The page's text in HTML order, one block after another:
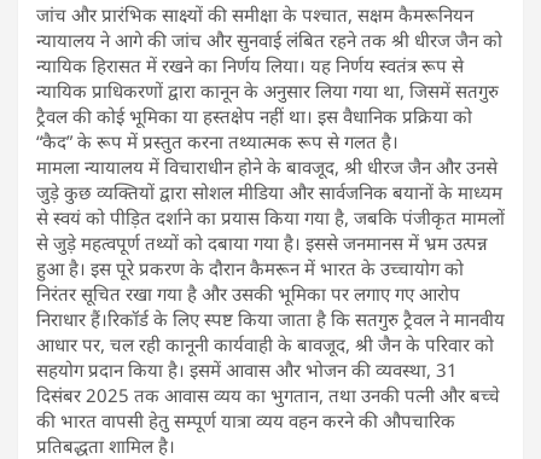
जांच और प्रारंभिक साक्ष्यों की समीक्षा के पश्चात, सक्षम कैमरूनियन
न्यायालय ने आगे की जांच और सुनवाई लंबित रहने तक श्री धीरज जैन को
न्यायिक हिरासत में रखने का निर्णय लिया। यह निर्णय स्वतंत्र रूप से
न्यायिक प्राधिकरणों द्वारा कानून के अनुसार लिया गया था, जिसमें सतगुरु
ट्रैवल की कोई भूमिका या हस्तक्षेप नहीं था। इस वैधानिक प्रक्रिया को
“कैद” के रूप में प्रस्तुत करना तथ्यात्मक रूप से गलत है।
मामला न्यायालय में विचाराधीन होने के बावजूद, श्री धीरज जैन और उनसे
जुड़े कुछ व्यक्तियों द्वारा सोशल मीडिया और सार्वजनिक बयानों के माध्यम
से स्वयं को पीड़ित दर्शाने का प्रयास किया गया है, जबकि पंजीकृत मामलों
से जुड़े महत्वपूर्ण तथ्यों को दबाया गया है। इससे जनमानस में भ्रम उत्पन्न
हुआ है। इस पूरे प्रकरण के दौरान कैमरून में भारत के उच्चायोग को
निरंतर सूचित रखा गया है और उसकी भूमिका पर लगाए गए आरोप
निराधार हैं।रिकॉर्ड के लिए स्पष्ट किया जाता है कि सतगुरु ट्रैवल ने मानवीय
आधार पर, चल रही कानूनी कार्यवाही के बावजूद, श्री जैन के परिवार को
सहयोग प्रदान किया है। इसमें आवास और भोजन की व्यवस्था, 31
दिसंबर 2025 तक आवास व्यय का भुगतान, तथा उनकी पत्नी और बच्चे
की भारत वापसी हेतु सम्पूर्ण यात्रा व्यय वहन करने की औपचारिक
प्रतिबद्धता शामिल है।